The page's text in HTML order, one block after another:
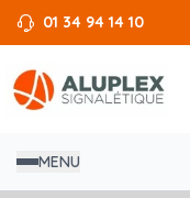
01 34 94 14 10
MENU